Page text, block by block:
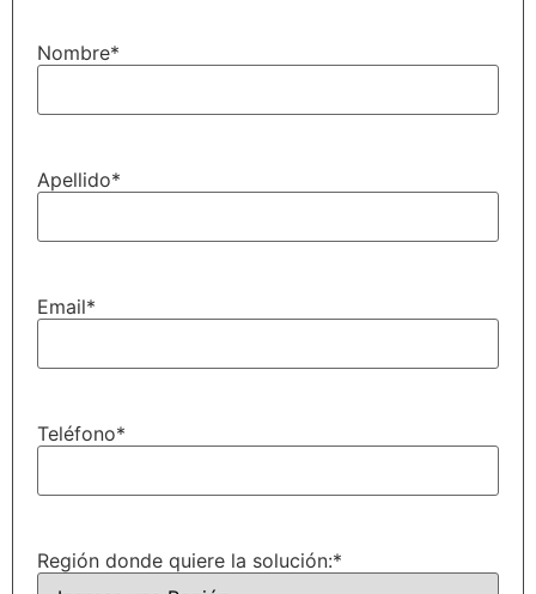
Nombre*
Apellido*
Email*
Teléfono*
Región donde quiere la solución:*